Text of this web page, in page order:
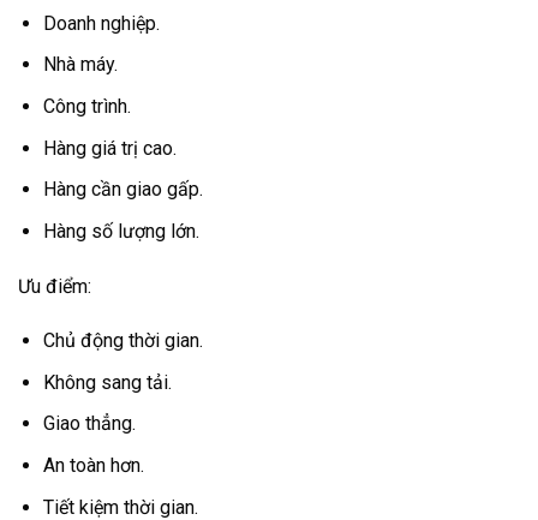
Doanh nghiệp.
Nhà máy.
Công trình.
Hàng giá trị cao.
Hàng cần giao gấp.
Hàng số lượng lớn.
Ưu điểm:
Chủ động thời gian.
Không sang tải.
Giao thẳng.
An toàn hơn.
Tiết kiệm thời gian.